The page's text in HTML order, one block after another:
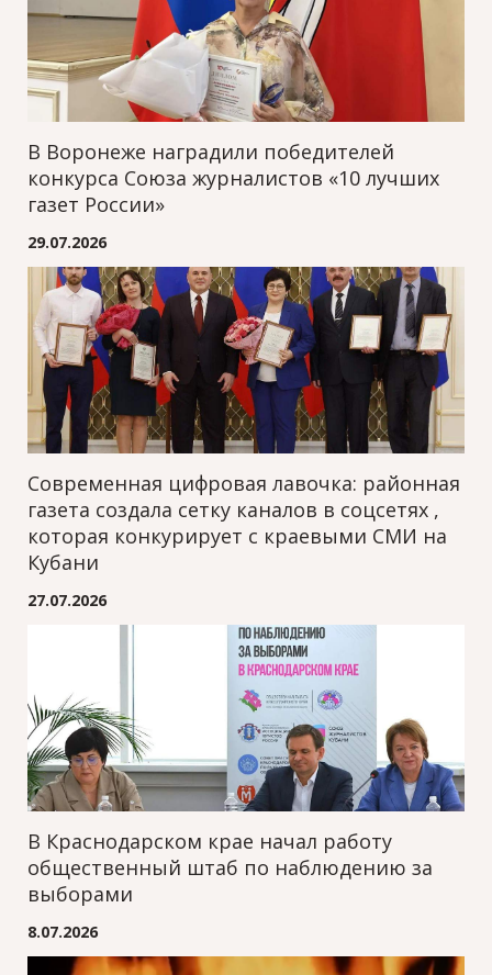
В Воронеже наградили победителей
конкурса Союза журналистов «10 лучших
газет России»
29.07.2026
Современная цифровая лавочка: районная
газета создала сетку каналов в соцсетях ,
которая конкурирует с краевыми СМИ на
Кубани
27.07.2026
В Краснодарском крае начал работу
общественный штаб по наблюдению за
выборами
8.07.2026